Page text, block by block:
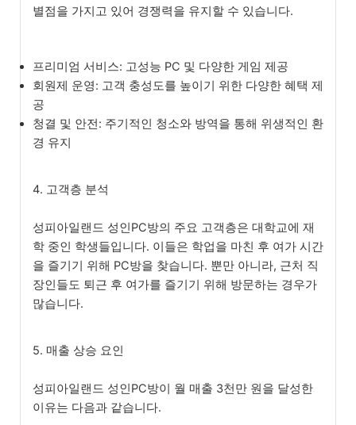
별점을 가지고 있어 경쟁력을 유지할 수 있습니다.
프리미엄 서비스: 고성능 PC 및 다양한 게임 제공
회원제 운영: 고객 충성도를 높이기 위한 다양한 혜택 제
공
청결 및 안전: 주기적인 청소와 방역을 통해 위생적인 환
경 유지
4. 고객층 분석
성피아일랜드 성인PC방의 주요 고객층은 대학교에 재
학 중인 학생들입니다. 이들은 학업을 마친 후 여가 시간
을 즐기기 위해 PC방을 찾습니다. 뿐만 아니라, 근처 직
장인들도 퇴근 후 여가를 즐기기 위해 방문하는 경우가
많습니다.
5. 매출 상승 요인
성피아일랜드 성인PC방이 월 매출 3천만 원을 달성한
이유는 다음과 같습니다.